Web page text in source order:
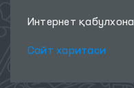
Интернет қабулхона
Сайт харитаси